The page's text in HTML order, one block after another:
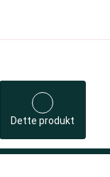
Dette produkt